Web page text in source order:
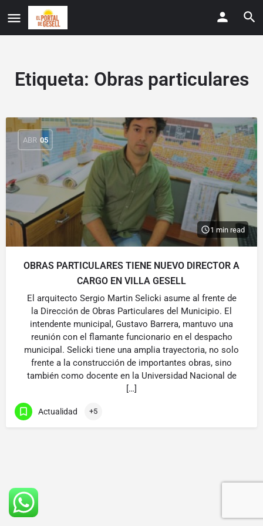
Etiqueta: Obras particulares
ABR 05
1 min read
OBRAS PARTICULARES TIENE NUEVO DIRECTOR A
CARGO EN VILLA GESELL
El arquitecto Sergio Martin Selicki asume al frente de
la Dirección de Obras Particulares del Municipio. El
intendente municipal, Gustavo Barrera, mantuvo una
reunión con el flamante funcionario en el despacho
municipal. Selicki tiene una amplia trayectoria, no solo
frente a la construcción de importantes obras, sino
también como docente en la Universidad Nacional de
[…]
Actualidad +5